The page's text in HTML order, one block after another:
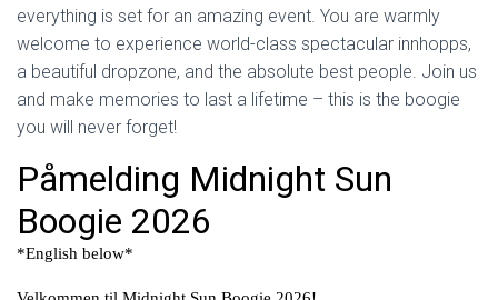
everything is set for an amazing event. You are warmly
welcome to experience world-class spectacular innhopps,
a beautiful dropzone, and the absolute best people. Join us
and make memories to last a lifetime – this is the boogie
you will never forget!